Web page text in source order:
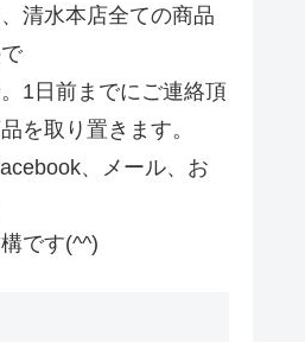
清水本店全ての商品
1日前までにご連絡頂
を取り置きます。
、メール、お
です(^^)